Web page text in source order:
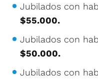
Jubilados con
$55.000.
Jubilados con
$50.000.
Jubilados con